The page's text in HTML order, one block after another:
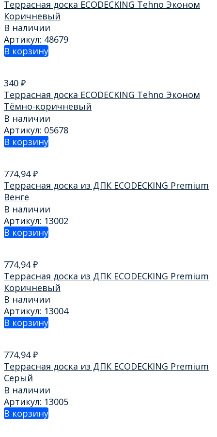
Террасная доска ECODECKING Tehno Эконом
Коричневый
В наличии
Артикул: 48679
В корзину
340 ₽
Террасная доска ECODECKING Tehno Эконом
Тёмно-коричневый
В наличии
Артикул: 05678
В корзину
774,94₽
Террасная доска из ДПК ECODECKING Premium
Венге
В наличии
Артикул: 13002
В корзину
774,94₽
Террасная доска из ДПК ECODECKING Premium
Коричневый
В наличии
Артикул: 13004
В корзину
774,94₽
Террасная доска из ДПК ECODECKING Premium
Серый
В наличии
Артикул: 13005
В корзину